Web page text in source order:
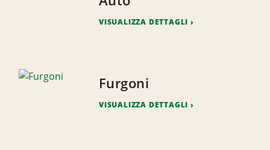
VISUALIZZA DETTAGLI
Furgoni
VISUALIZZA DETTAGLI